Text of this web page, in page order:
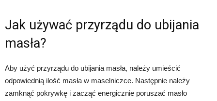
Jak używać przyrządu do ubijania
masła?
Aby użyć przyrządu do ubijania masła, należy umieścić
odpowiednią ilość masła w maselniczce. Następnie należy
zamknąć pokrywkę i zacząć energicznie poruszać masło